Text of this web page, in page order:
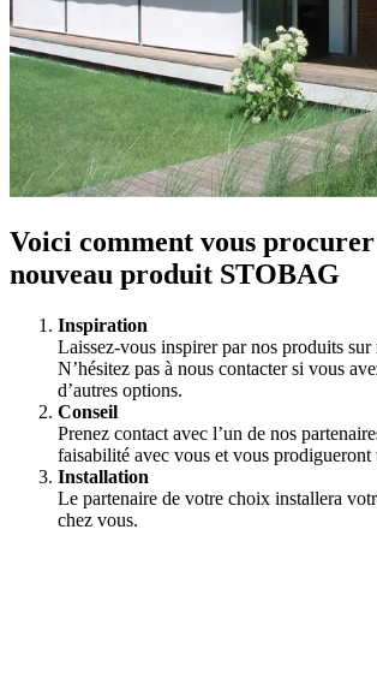
Voici comment vous
nouveau produit STOBAG
Inspiration
Laissez-vous inspirer par nos produits sur
N’hésitez pas à nous contacter si vous
d’autres options.
Conseil
Prenez contact avec l’un de nos
faisabilité avec vous et vous
Installation
Le partenaire de votre choix installera
chez vous.